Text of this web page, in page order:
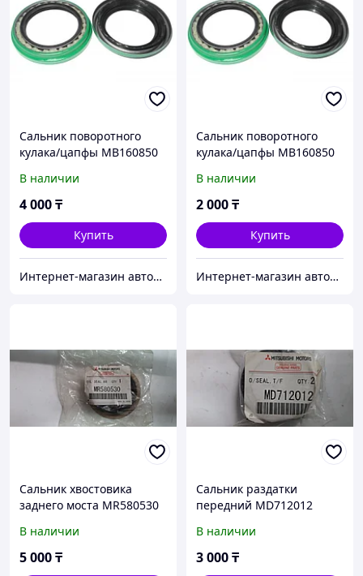
Сальник поворотного
кулака/цапфы MB160850
В наличии
4 000₸
Купить
Интернет-магазин автозапчастей Parts-shop.kz
Сальник поворотного
кулака/цапфы MB160850
В наличии
2 000₸
Купить
Интернет-магазин автозапчастей Parts-shop.kz
Сальник хвостовика
заднего моста MR580530
В наличии
5 000₸
Сальник раздатки
передний MD712012
В наличии
3 000₸